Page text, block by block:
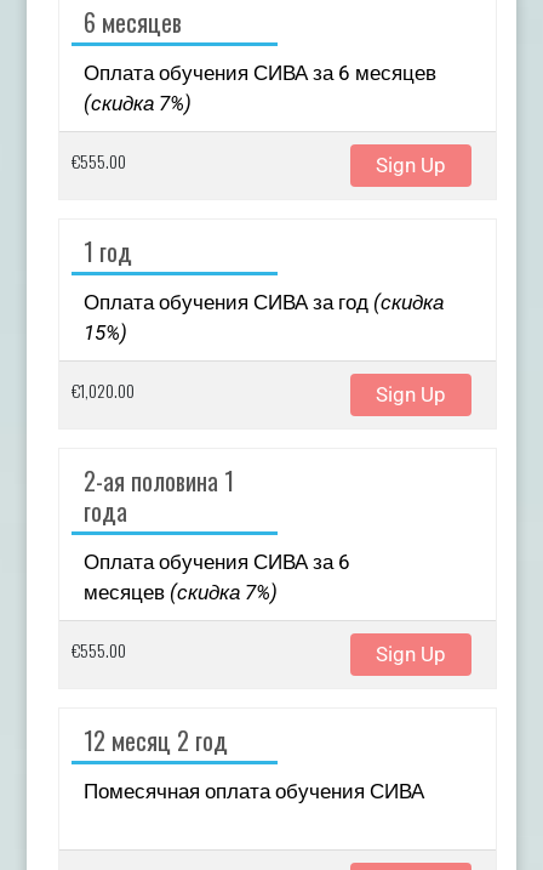
6 месяцев
Оплата обучения СИВА за 6 месяцев
(скидка 7%)
€555.00 Sign Up
1 год
Оплата обучения СИВА за год (скидка
15%)
€1,020.00 Sign Up
2-ая половина 1
года
Оплата обучения СИВА за 6
месяцев (скидка 7%)
€555.00 Sign Up
12 месяц 2 год
Помесячная оплата обучения СИВА